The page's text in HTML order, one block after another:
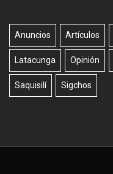
Anuncios Artículos
Latacunga Opinión
Saquisilí Sigchos